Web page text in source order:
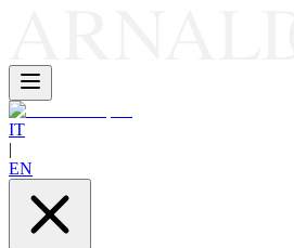
IT
|
EN